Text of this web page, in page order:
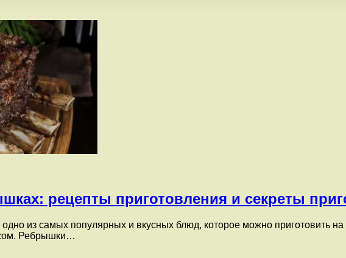
рецепты приготовления и секреты
из самых популярных и вкусных блюд, которое можно приготовить
Ребрышки…